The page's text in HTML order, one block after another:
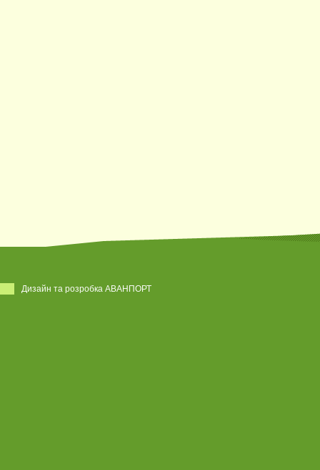
Дизайн та розробка АВАНПОРТ